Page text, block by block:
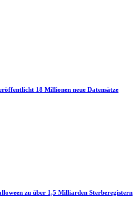
18 Millionen neue Datensätze
zu über 1,5 Milliarden Sterberegistern